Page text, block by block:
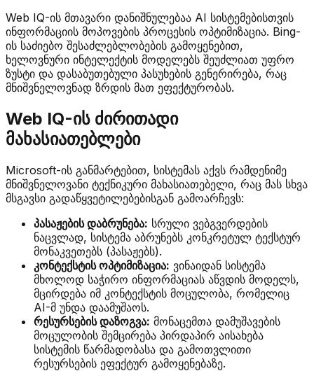
Web IQ-ის მთავარი დანიშნულებაა AI სისტემებისთვის
ინფორმაციის მოპოვების პროცესის ოპტიმიზაცია. Bing-
ის საძიებო შესაძლებლობების გამოყენებით,
ხელოვნური ინტელექტის მოდელებს შეუძლიათ უფრო
ზუსტი და დასაბუთებული პასუხების გენერირება, რაც
მნიშვნელოვნად ზრდის მათ ეფექტურობას.
Web IQ-ის ძირითადი
მახასიათებლები
Microsoft-ის განმარტებით, სისტემას აქვს რამდენიმე
მნიშვნელოვანი ტექნიკური მახასიათებელი, რაც მას სხვა
მსგავსი გადაწყვეტილებებისგან გამოარჩევს:
პასაჟების დაბრუნება: სრული ვებგვერდების
ნაცვლად, სისტემა აბრუნებს კონკრეტულ ტექსტურ
მონაკვეთებს (პასაჟებს).
კონტექსტის ოპტიმიზაცია: ვინაიდან სისტემა
მხოლოდ საჭირო ინფორმაციას აწვდის მოდელს,
მცირდება იმ კონტექსტის მოცულობა, რომელიც
AI-მ უნდა დაამუშაოს.
რესურსების დაზოგვა: მონაცემთა დამუშავების
მოცულობის შემცირება პირდაპირ აისახება
სისტემის წარმადობასა და გამოთვლითი
რესურსების ეფექტურ გამოყენებაზე.